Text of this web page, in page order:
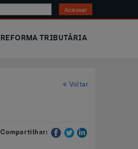
Acessar
REFORMA TRIBUTÁRIA
Voltar
Compartilhar: